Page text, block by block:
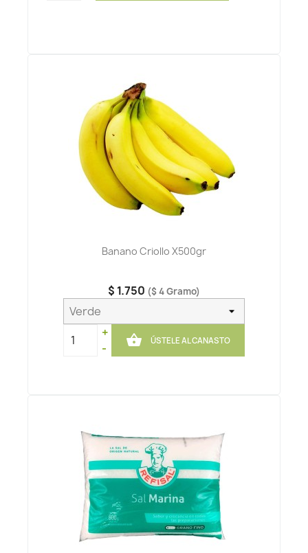
Banano Criollo X500gr
$ 1.750 ($ 4 Gramo)
+
-
 ÚSTELE AL CANASTO